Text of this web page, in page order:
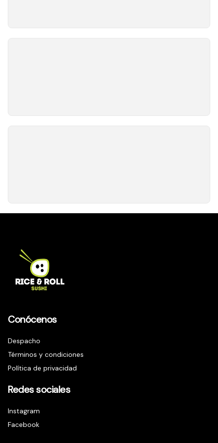
Conócenos
Despacho
Términos y condiciones
Política de privacidad
Redes sociales
Instagram
Facebook